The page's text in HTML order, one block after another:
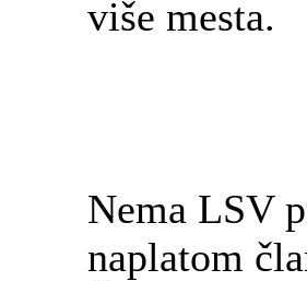
više mesta.
Nema LSV
naplatom